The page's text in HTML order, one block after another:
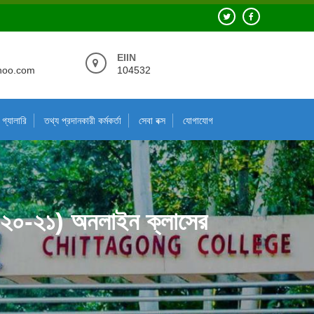
EIIN
104532
গ্যালারি তথ্য প্রদানকারী কর্মকর্তা সেবা বক্স যোগাযোগ
২১) অনলাইন ক্লাসের